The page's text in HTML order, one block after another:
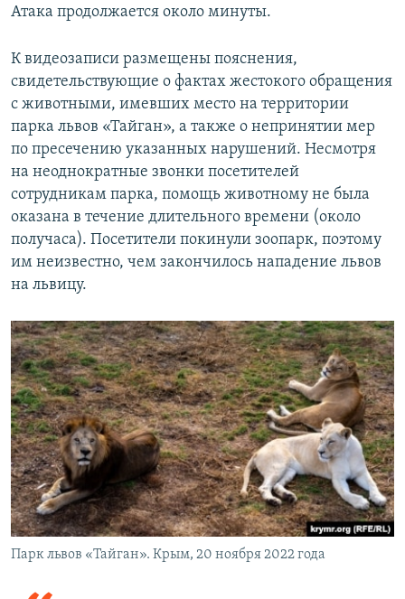
Атака продолжается около минуты.
К видеозаписи размещены пояснения,
свидетельствующие о фактах жестокого обращения
с животными, имевших место на территории
парка львов «Тайган», а также о непринятии мер
по пресечению указанных нарушений. Несмотря
на неоднократные звонки посетителей
сотрудникам парка, помощь животному не была
оказана в течение длительного времени (около
получаса). Посетители покинули зоопарк, поэтому
им неизвестно, чем закончилось нападение львов
на львицу.
Парк львов «Тайган». Крым, 20 ноября 2022 года